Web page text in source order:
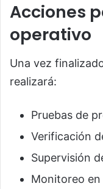
Acciones
operativo
Una vez
realizará:
Pruebas de
Verificación
Supervisión
Monitoreo